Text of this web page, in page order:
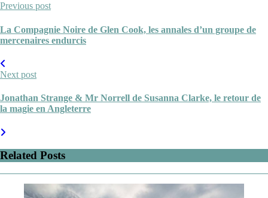
Previous post
La Compagnie Noire de Glen Cook, les annales d’un groupe de
mercenaires endurcis
Next post
Jonathan Strange & Mr Norrell de Susanna Clarke, le retour de
la magie en Angleterre
Related Posts